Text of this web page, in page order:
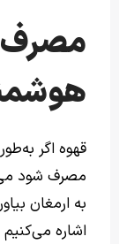
قهوه اگر
مصرف شود
به ارمغان
اشاره